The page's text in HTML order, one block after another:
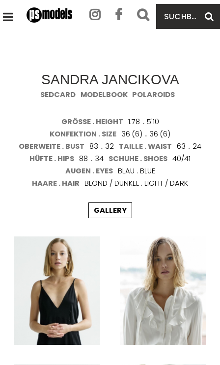
SUCHBEGRIFF
EINGEBEN
HAUPTMENÜ
SANDRA JANCIKOVA
SEDCARD MODELBOOK POLAROIDS
GRÖSSE . HEIGHT 1.78 . 5'10
KONFEKTION . SIZE 36 (6) . 36 (6)
OBERWEITE . BUST 83 . 32 TAILLE . WAIST 63 . 24
HÜFTE . HIPS 88 . 34 SCHUHE . SHOES 40/41
AUGEN . EYES BLAU . BLUE
HAARE . HAIR BLOND / DUNKEL . LIGHT / DARK
GALLERY